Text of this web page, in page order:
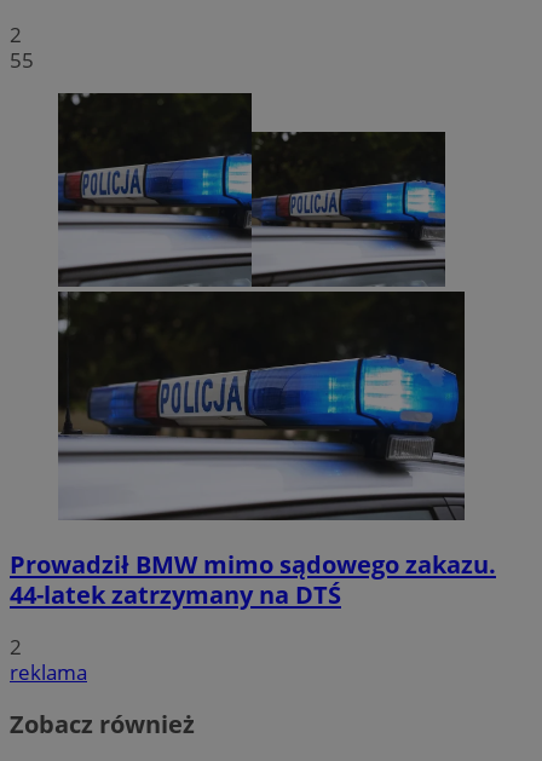
2
55
Prowadził BMW mimo sądowego zakazu.
44-latek zatrzymany na DTŚ
2
reklama
Zobacz również